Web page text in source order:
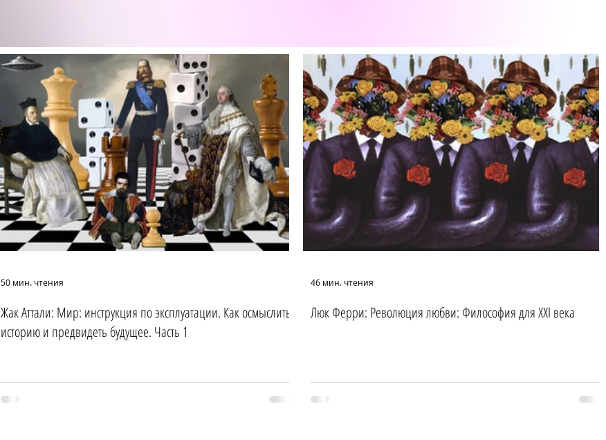
Жак Аттали: Мир: инструкция по эксплуатации. Как осмыслить
историю и предвидеть будущее. Часть 1
50 мин. чтения
Люк Ферри: Революция любви: Философия для XXI века
46 мин. чтения